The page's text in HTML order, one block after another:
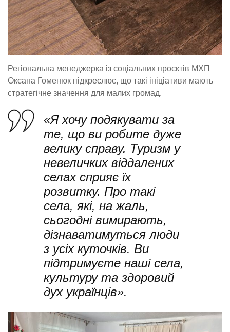
Регіональна менеджерка із соціальних проєктів МХП
Оксана Гоменюк підкреслює, що такі ініціативи мають
стратегічне значення для малих громад.
«Я хочу подякувати за
те, що ви робите дуже
велику справу. Туризм у
невеличких віддалених
селах сприяє їх
розвитку. Про такі
села, які, на жаль,
сьогодні вимирають,
дізнаватимуться люди
з усіх куточків. Ви
підтримуєте наші села,
культуру та здоровий
дух українців».